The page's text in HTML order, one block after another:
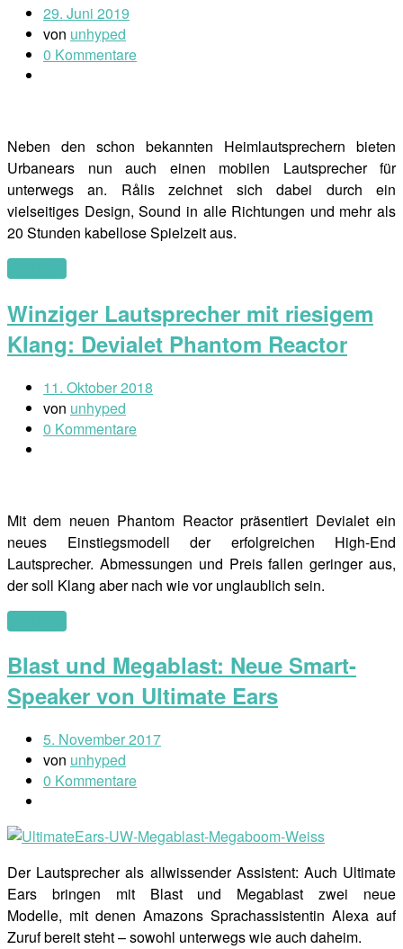
29. Juni 2019
von unhyped
0 Kommentare
Neben den schon bekannten Heimlautsprechern bieten
Urbanears nun auch einen mobilen Lautsprecher für
unterwegs an. Rålis zeichnet sich dabei durch ein
vielseitiges Design, Sound in alle Richtungen und mehr als
20 Stunden kabellose Spielzeit aus.
Winziger Lautsprecher mit riesigem
Klang: Devialet Phantom Reactor
11. Oktober 2018
von unhyped
0 Kommentare
Mit dem neuen Phantom Reactor präsentiert Devialet ein
neues Einstiegsmodell der erfolgreichen High-End
Lautsprecher. Abmessungen und Preis fallen geringer aus,
der soll Klang aber nach wie vor unglaublich sein.
(mehr …)
Blast und Megablast: Neue Smart-
Speaker von Ultimate Ears
5. November 2017
von unhyped
0 Kommentare
Der Lautsprecher als allwissender Assistent: Auch Ultimate
Ears bringen mit Blast und Megablast zwei neue
Modelle, mit denen Amazons Sprachassistentin Alexa auf
Zuruf bereit steht – sowohl unterwegs wie auch daheim.